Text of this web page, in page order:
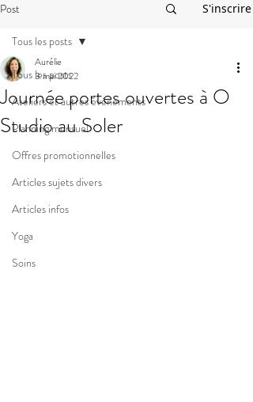
Post S'inscrire
Tous les posts
Ateliers et autres événements
Planning mensuel
Offres promotionnelles
Articles sujets divers
Articles infos
Yoga
Soins
Tous les posts
Journée portes ouvertes à O
Studio au Soler
Aurélie
3 mai 2022